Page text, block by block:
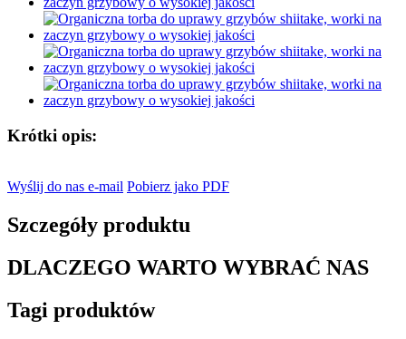
Krótki opis:
Wyślij do nas e-mail Pobierz jako PDF
Szczegóły produktu
DLACZEGO WARTO WYBRAĆ NAS
Tagi produktów